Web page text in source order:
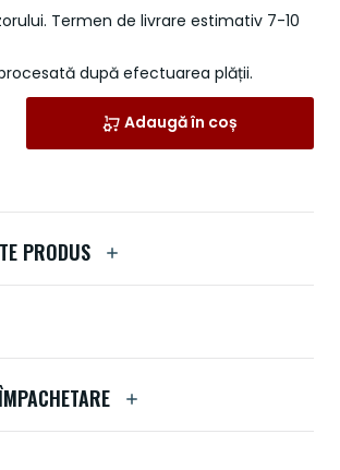
Termen de livrare estimativ 7-10
după efectuarea plății.
Adaugă în coș
PRODUS